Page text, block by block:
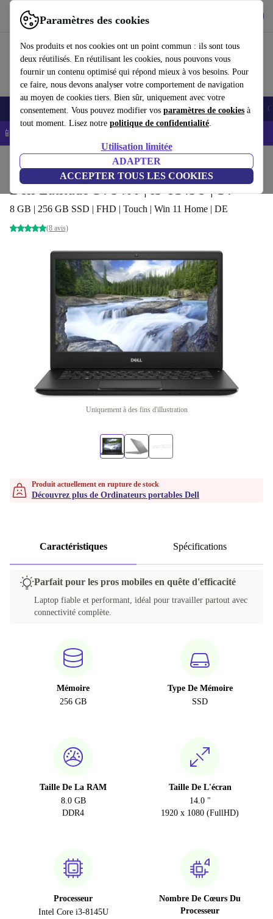
Paramètres des cookies
Nos produits et nos cookies ont un point commun : ils sont tous
deux réutilisés. En réutilisant les cookies, nous pouvons vous
fournir un contenu optimisé qui répond mieux à vos besoins. Pour
ce faire, nous devons analyser votre comportement de navigation
au moyen de cookies tiers. Bien sûr, uniquement avec votre
consentement. Vous pouvez modifier vos paramètres de cookies à
tout moment. Lisez notre politique de confidentialité.
Utilisation limitée
ADAPTER
ACCEPTER TOUS LES COOKIES
Utilisez refurbed rapidement et facilement
Smartphones Laptops Tablettes Montres connectées Accessoires
📱 -5% EXTRA sur les iPhones – Code : IPHONEDEAL -
Ordinateurs portables Ordinateurs portables Dell
Dell Latitude 14 3400 | i3-8145U | 14"
8 GB | 256 GB SSD | FHD | Touch | Win 11 Home | DE
(8 avis)
Uniquement à des fins d'illustration
Produit actuellement en rupture de stock
Découvrez plus de Ordinateurs portables Dell
Caractéristiques Spécifications
Parfait pour les pros mobiles en quête d'efficacité
Laptop fiable et performant, idéal pour travailler partout avec
connectivité complète.
Mémoire
256 GB
Type De Mémoire
SSD
Taille De La RAM
8.0 GB
DDR4
Taille De L'écran
14.0 "
1920 x 1080 (FullHD)
Processeur
Intel Core i3-8145U
Nombre De Cœurs Du
Processeur